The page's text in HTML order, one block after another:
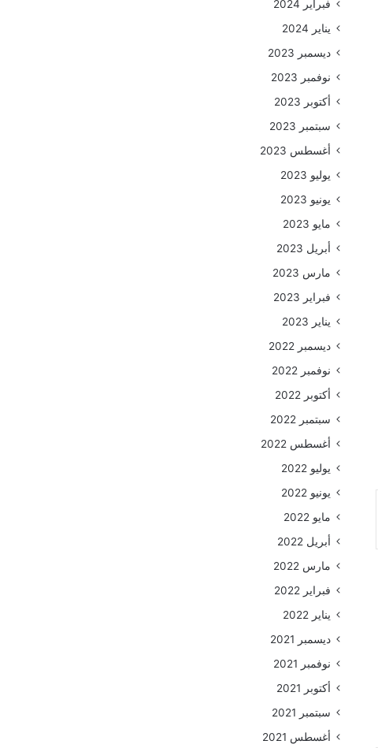
فبراير 2024
يناير 2024
ديسمبر 2023
نوفمبر 2023
أكتوبر 2023
سبتمبر 2023
أغسطس 2023
يوليو 2023
يونيو 2023
مايو 2023
أبريل 2023
مارس 2023
فبراير 2023
يناير 2023
ديسمبر 2022
نوفمبر 2022
أكتوبر 2022
سبتمبر 2022
أغسطس 2022
يوليو 2022
يونيو 2022
مايو 2022
أبريل 2022
مارس 2022
فبراير 2022
يناير 2022
ديسمبر 2021
نوفمبر 2021
أكتوبر 2021
سبتمبر 2021
أغسطس 2021